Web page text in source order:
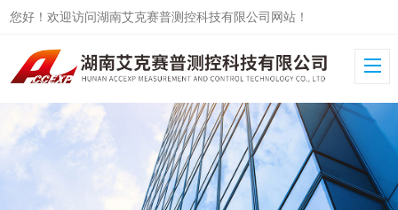
您好！欢迎访问湖南艾克赛普测控科技有限公司网站！